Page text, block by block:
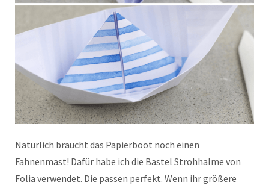
Natürlich braucht das Papierboot noch einen
Fahnenmast! Dafür habe ich die Bastel Strohhalme von
Folia verwendet. Die passen perfekt. Wenn ihr größere